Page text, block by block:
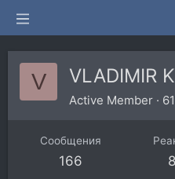
V VLADIMIR
Active Member · 61
Сообщения
166